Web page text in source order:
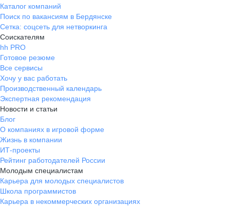
Каталог компаний
Поиск по вакансиям в Бердянске
Сетка: соцсеть для нетворкинга
Соискателям
hh PRO
Готовое резюме
Все сервисы
Хочу у вас работать
Производственный календарь
Экспертная рекомендация
Новости и статьи
Блог
О компаниях в игровой форме
Жизнь в компании
ИТ-проекты
Рейтинг работодателей России
Молодым специалистам
Карьера для молодых специалистов
Школа программистов
Карьера в некоммерческих организациях